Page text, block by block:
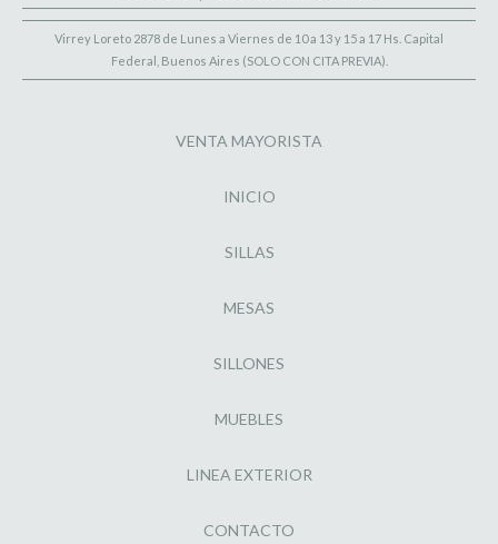
Virrey Loreto 2878 de Lunes a Viernes de 10 a 13 y 15 a 17 Hs. Capital
Federal, Buenos Aires (SOLO CON CITA PREVIA).
VENTA MAYORISTA
INICIO
SILLAS
MESAS
SILLONES
MUEBLES
LINEA EXTERIOR
CONTACTO